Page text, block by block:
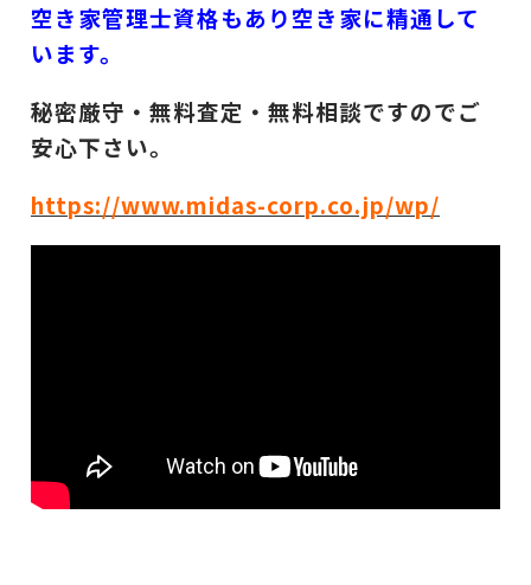
空き家管理士資格もあり空き家に精通して
います。
秘密厳守・無料査定・無料相談ですのでご
安心下さい。
https://www.midas-corp.co.jp/wp/